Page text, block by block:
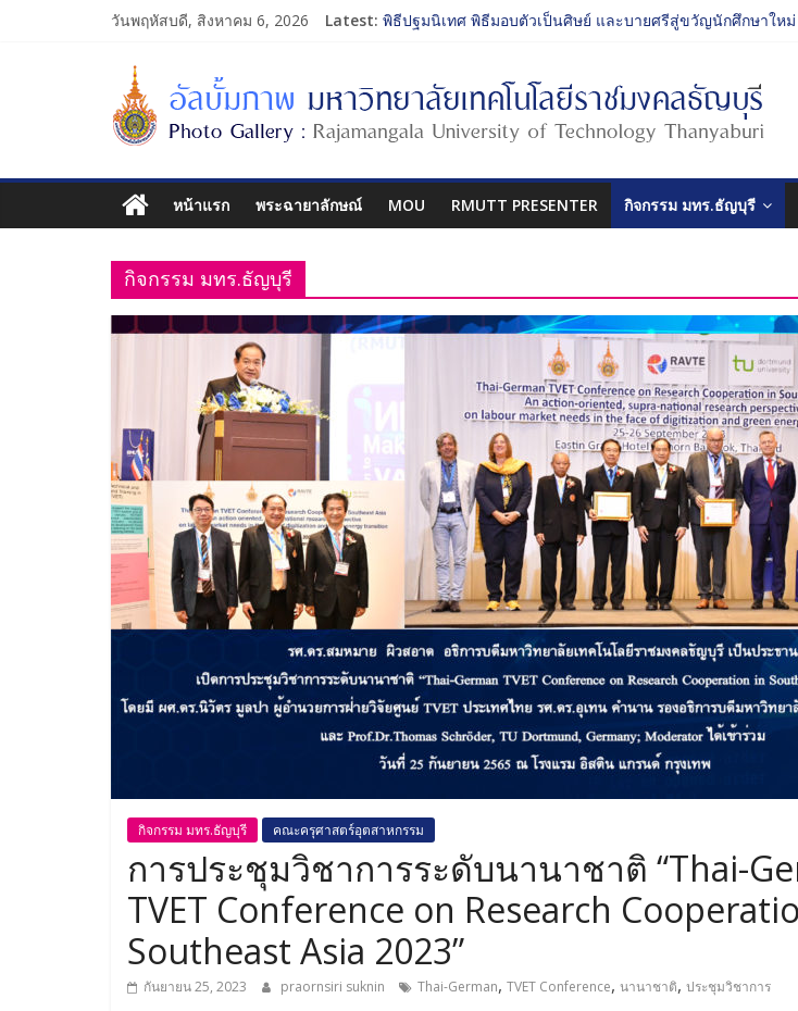
วันพฤหัสบดี, สิงหาคม 6, 2026 Latest: พิธีปฐมนิเทศ พิธีมอบตัวเป็นศิษย์ และบายศรีสู่ขวัญนักศึกษาให
รับน้องเข้าคณะศิลปกรรมศาสตร์ “โยนลูกรักษ์”
พิธีปฐมนิเทศ พิธีมอบตัวเป็นศิษย์ และบายศรีสู่ขวัญนักศึกษาใหม่
หน้าแรก พระฉายาลักษณ์ MOU RMUTT PRESENTER กิจกรรม มทร.ธัญบุรี
กิจกรรม มทร.ธัญบุรี
กิจกรรม มทร.ธัญบุรี คณะครุศาสตร์อุตสาหกรรม
การประชุมวิชาการระดับนานาชาติ “Thai-
TVET Conference on Research
Southeast Asia 2023”
กันยายน 25, 2023 praornsiri suknin Thai-German, TVET Conference, นานาชาติ, ประชุมวิชาการ